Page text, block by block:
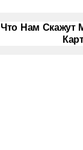
Что Нам Скажут